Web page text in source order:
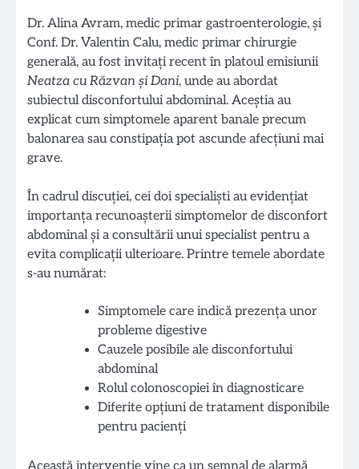
Dr. Alina Avram, medic primar gastroenterologie, și
Conf. Dr. Valentin Calu, medic primar chirurgie
generală, au fost invitați recent în platoul emisiunii
Neatza cu Răzvan și Dani, unde au abordat
subiectul disconfortului abdominal. Aceștia au
explicat cum simptomele aparent banale precum
balonarea sau constipația pot ascunde afecțiuni mai
grave.
În cadrul discuției, cei doi specialiști au evidențiat
importanța recunoașterii simptomelor de disconfort
abdominal și a consultării unui specialist pentru a
evita complicații ulterioare. Printre temele abordate
s-au numărat:
Simptomele care indică prezența unor
probleme digestive
Cauzele posibile ale disconfortului
abdominal
Rolul colonoscopiei în diagnosticare
Diferite opțiuni de tratament disponibile
pentru pacienți